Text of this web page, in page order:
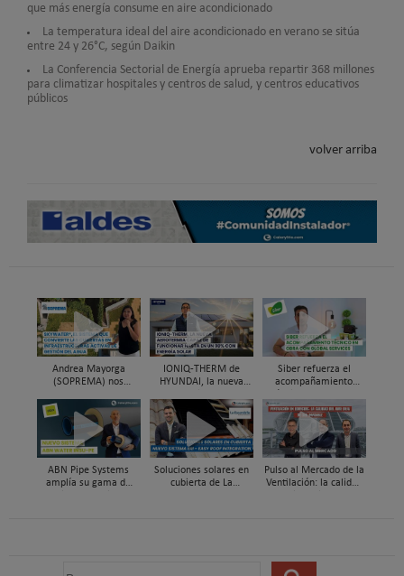
que más energía consume en aire acondicionado
La temperatura ideal del aire acondicionado en verano se sitúa
entre 24 y 26°C, según Daikin
La Conferencia Sectorial de Energía aprueba repartir 368 millones
para climatizar hospitales y centros de salud, y centros educativos
públicos
volver arriba
Andrea Mayorga
(SOPREMA) nos
cubierta azul-verde
IONIQ-THERM de
HYUNDAI, la nueva
funcionar hasta en un
98% con energía solar
Siber refuerza el
acompañamiento
soporte al instalador
con Global Services
ABN Pipe Systems
amplía su gama de
Soluciones solares en
cubierta de La
Pulso al Mercado de la
Ventilación: la calidad